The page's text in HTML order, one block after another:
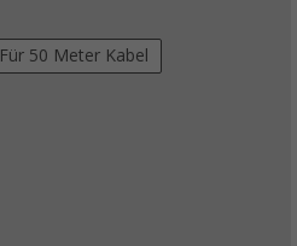
Für 50 Meter Kabel